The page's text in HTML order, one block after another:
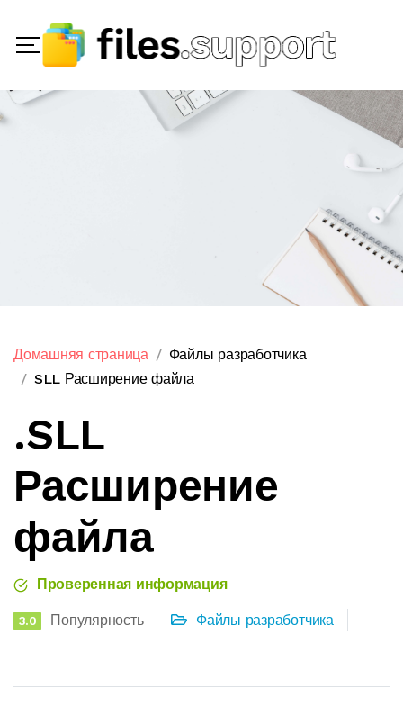
Домашняя страница
Файлы разработчика
SLL Расширение файла
.SLL
Расширение
файла
Проверенная информация
3.0 Популярность Файлы разработчика